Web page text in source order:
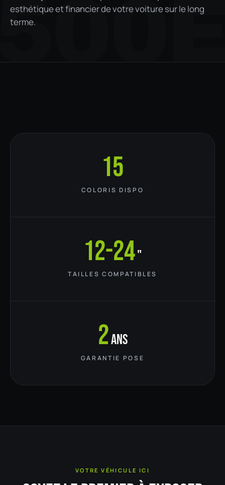
esthétique et financier de votre voiture sur le long
terme.
15
COLORIS DISPO
12-24"
TAILLES COMPATIBLES
2ans
GARANTIE POSE
VOTRE VÉHICULE ICI